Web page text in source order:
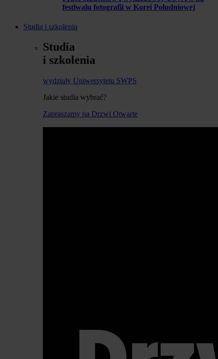
festiwalu fotografii w Korei Południowej
Studia i szkolenia
Studia
i szkolenia
wydziały Uniwersytetu SWPS
Jakie studia wybrać?
Zapraszamy na Drzwi Otwarte